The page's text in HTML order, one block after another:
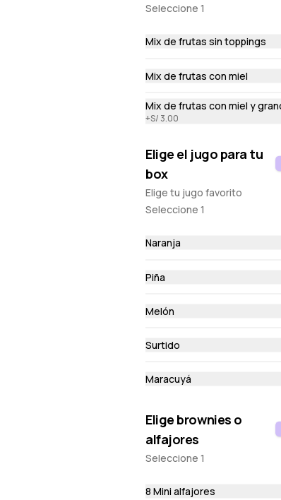
Dip de queso crema con chimichurri artesanal y tocino
mango coronado con almendras tostadas. (Recomendado
Seleccione 1
Mix de frutas sin toppings
Mix de frutas con miel
Mix de frutas con miel y
+S/ 3.00
Elige el jugo para tu
box
Elige tu jugo favorito
Seleccione 1
Naranja
Piña
Melón
Surtido
Maracuyá
Elige brownies o
alfajores
Seleccione 1
8 Mini alfajores